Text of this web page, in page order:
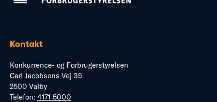
Kontakt
Konkurrence- og Forbrugerstyrelsen
Carl Jacobsens Vej 35
2500 Valby
Telefon: 4171 5000